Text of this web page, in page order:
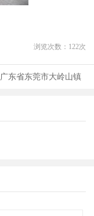
浏览次数： 122次
广东省东莞市大岭山镇